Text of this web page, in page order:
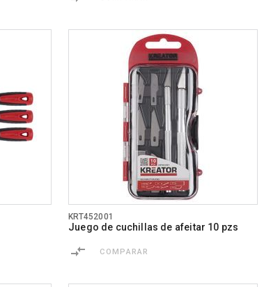
KRT452001
Juego de cuchillas de afeitar 10 pzs
COMPARAR